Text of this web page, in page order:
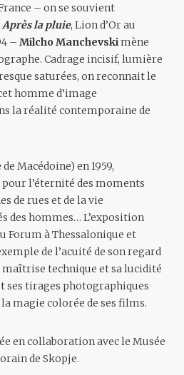
– on se souvient
Après la pluie, Lion d’Or au
– Milcho Manchevskimène
Cadrage incisif, lumière
saturées, on reconnait le
homme d’image
la réalité contemporaine de
Macédoine) en 1959,
l’éternité des moments
de rues et de la vie
des hommes… L’exposition
Forum à Thessalonique et
de l’acuité de son regard
maîtrise technique et sa lucidité
ses tirages photographiques
magie colorée de ses films.
en collaboration avec le Musée
de Skopje.